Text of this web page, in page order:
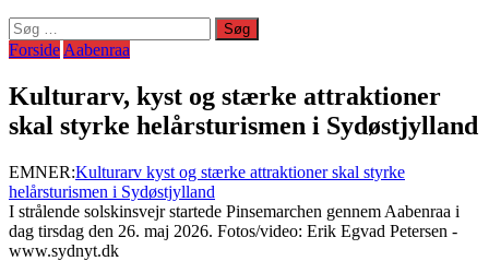
Søg
efter:
Forside Aabenraa
Kulturarv, kyst og stærke attraktioner
skal styrke helårsturismen i Sydøstjylland
EMNER:Kulturarv kyst og stærke attraktioner skal styrke
helårsturismen i Sydøstjylland
I strålende solskinsvejr startede Pinsemarchen gennem Aabenraa i
dag tirsdag den 26. maj 2026. Fotos/video: Erik Egvad Petersen -
www.sydnyt.dk